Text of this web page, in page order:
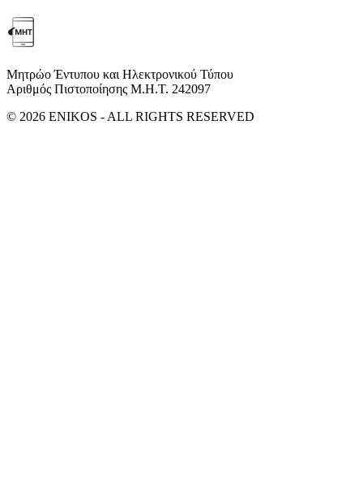
Μητρώο Έντυπου και Ηλεκτρονικού Τύπου
Αριθμός Πιστοποίησης Μ.Η.Τ. 242097
© 2026 ENIKOS - ALL RIGHTS RESERVED